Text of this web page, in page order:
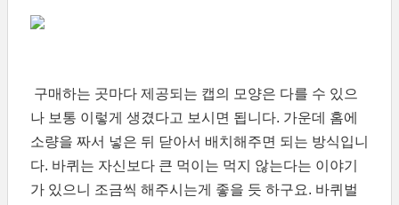
구매하는 곳마다 제공되는 캡의 모양은 다를 수 있으
나 보통 이렇게 생겼다고 보시면 됩니다. 가운데 홈에
소량을 짜서 넣은 뒤 닫아서 배치해주면 되는 방식입니
다. 바퀴는 자신보다 큰 먹이는 먹지 않는다는 이야기
가 있으니 조금씩 해주시는게 좋을 듯 하구요. 바퀴벌